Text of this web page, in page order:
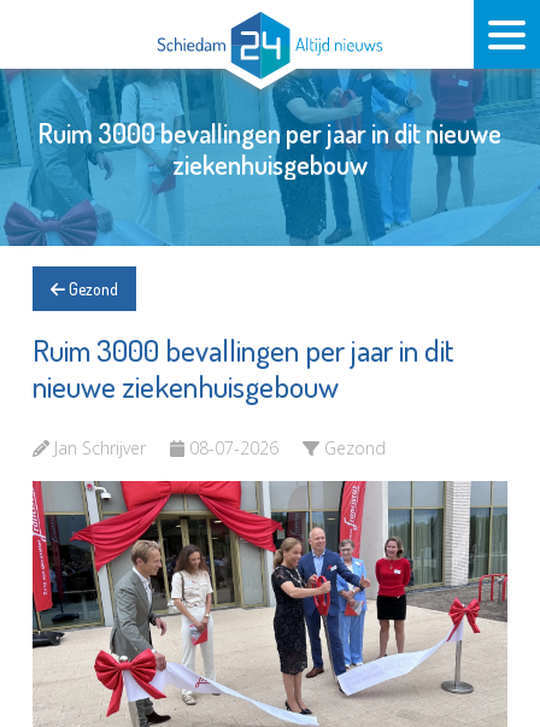
Ruim 3000 bevallingen per jaar in dit nieuwe
ziekenhuisgebouw
Gezond
Ruim 3000 bevallingen per jaar in dit
nieuwe ziekenhuisgebouw
Jan Schrijver 08-07-2026 Gezond